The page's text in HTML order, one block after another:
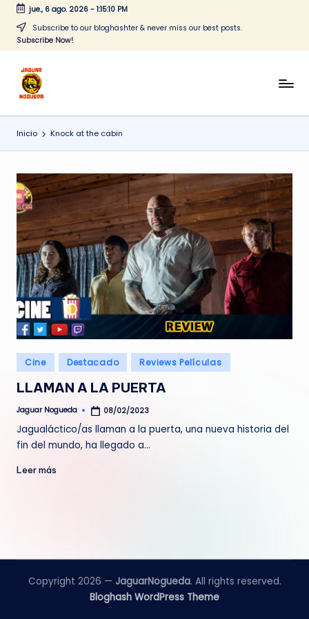
Saltar
jue., 6 ago. 2026- 1:15:10 PM
Subscribe to our bloghashter & never miss our best posts.
Subscribe Now!
J
a
g
a
r
N
o
g
u
e
d
a
CONTENIDO
Inicio Knock at the cabin
Publicado
en
Cine Destacado Reviews Películas
LLAMAN A LA PUERTA
Publicado
Jaguar Nogueda 08/02/2023
Jagualáctico/as llaman a la puerta, una nueva historia del
fin del mundo, ha llegado a…
Leer más
Copyright 2026 — JaguarNogueda. All rights reserved.
Bloghash WordPress Theme